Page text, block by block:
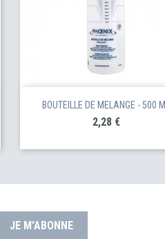
BOUTEILLE DE MELANGE - 500 ML
Prix
2,28 €